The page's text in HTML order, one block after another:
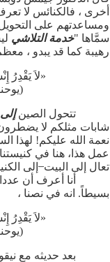
أخرى ، فالكنائس لا
ومساعدتهم على
سمَّاها "خدمة التلاشي
رهيبة كما قد يبدو ،
«لاَ يَقْدِرُ
(يوحنا 3:
تتحول الصينإلى
شابات مثلكم لا
نعمة الله عليكم! لهذا
عمل هذا، هنا في
تعال إلى البيت ̶ إلى
أنا أعرف أن
بسيطاً. انه في نصنا ،
«لاَ يَقْدِرُ
(يوحنا 3:
بعد حديثه مع